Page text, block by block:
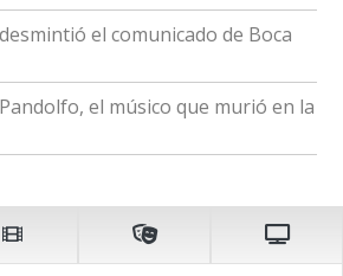
el comunicado de Boca
el músico que murió en la